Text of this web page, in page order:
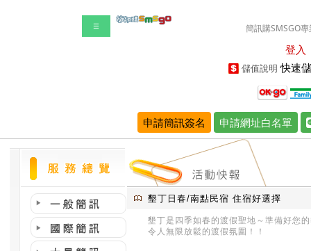
☰ 簡訊購SMSGO
登入
儲值說明 快速
申請簡訊簽名 申請網址白名單
墾丁日春/南點民宿 住宿好選擇
墾丁是四季如春的渡假聖地～準備好您
令人無限放鬆的渡假氛圍！！